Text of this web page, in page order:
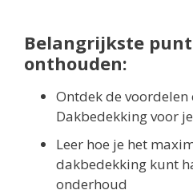
Belangrijkste
onthouden:
Ontdek de voordelen
Dakbedekking voor
Leer hoe je het
dakbedekking kunt
onderhoud